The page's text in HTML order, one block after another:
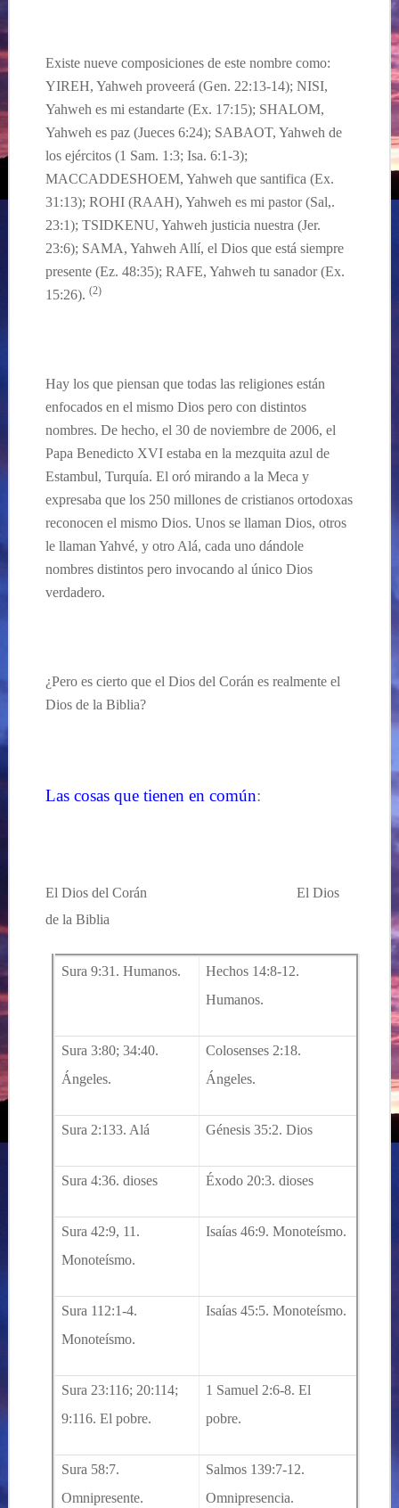
Existe nueve composiciones de este nombre como:
YIREH, Yahweh proveerá (Gen. 22:13-14); NISI,
Yahweh es mi estandarte (Ex. 17:15); SHALOM,
Yahweh es paz (Jueces 6:24); SABAOT, Yahweh de
los ejércitos (1 Sam. 1:3; Isa. 6:1-3);
MACCADDESHOEM, Yahweh que santifica (Ex.
31:13); ROHI (RAAH), Yahweh es mi pastor (Sal,.
23:1); TSIDKENU, Yahweh justicia nuestra (Jer.
23:6); SAMA, Yahweh Allí, el Dios que está siempre
presente (Ez. 48:35); RAFE, Yahweh tu sanador (Ex.
15:26). (2)
Hay los que piensan que todas las religiones están
enfocados en el mismo Dios pero con distintos
nombres. De hecho, el 30 de noviembre de 2006, el
Papa Benedicto XVI estaba en la mezquita azul de
Estambul, Turquía. El oró mirando a la Meca y
expresaba que los 250 millones de cristianos ortodoxas
reconocen el mismo Dios. Unos se llaman Dios, otros
le llaman Yahvé, y otro Alá, cada uno dándole
nombres distintos pero invocando al único Dios
verdadero.
¿Pero es cierto que el Dios del Corán es realmente el
Dios de la Biblia?
Las cosas que tienen en común:
El Dios del Corán
El Dios
de la Biblia
Sura 9:31. Humanos.
Hechos 14:8-12.
Humanos.
Sura 3:80; 34:40.
Ángeles.
Colosenses 2:18.
Ángeles.
Sura 2:133. Alá Génesis 35:2. Dios
Sura 4:36. dioses Éxodo 20:3. dioses
Sura 42:9, 11.
Monoteísmo.
Isaías 46:9. Monoteísmo.
Sura 112:1-4.
Monoteísmo.
Isaías 45:5. Monoteísmo.
Sura 23:116; 20:114;
9:116. El pobre.
1 Samuel 2:6-8. El
pobre.
Sura 58:7.
Omnipresente.
Salmos 139:7-12.
Omnipresencia.